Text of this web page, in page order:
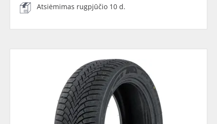
Atsiėmimas rugpjūčio 10 d.